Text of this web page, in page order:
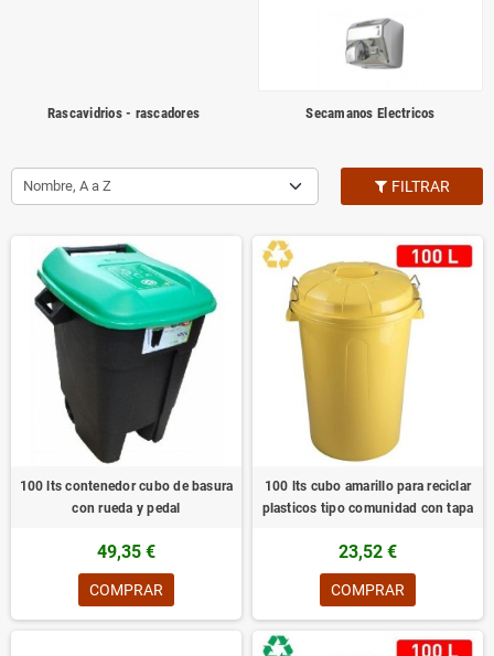
Rascavidrios - rascadores Secamanos Electricos
Nombre, A a Z FILTRAR
100 lts contenedor cubo de basura
con rueda y pedal
49,35 €
COMPRAR
100 lts cubo amarillo para reciclar
plasticos tipo comunidad con tapa
23,52 €
COMPRAR